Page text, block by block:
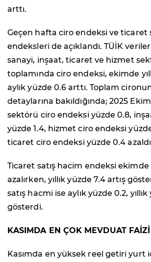
arttı.
Geçen hafta ciro endeksi ve ticaret
endeksleri de açıklandı. TÜİK
sanayi, inşaat, ticaret ve hizmet
toplamında ciro endeksi, ekimde
aylık yüzde 0.6 arttı. Toplam
detaylarına bakıldığında; 2025
sektörü ciro endeksi yüzde 0.8,
yüzde 1.4, hizmet ciro endeksi
ticaret ciro endeksi yüzde 0.4
Ticaret satış hacim endeksi ekimde
azalırken, yıllık yüzde 7.4 artış
satış hacmi ise aylık yüzde 0.2, yıllık
gösterdi.
KASIMDA EN ÇOK MEVDUAT
Kasımda en yüksek reel getiri yurt